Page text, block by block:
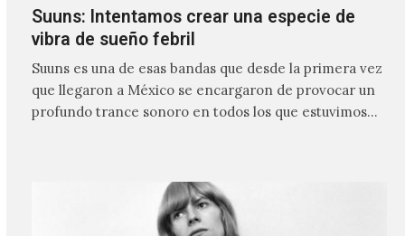
Suuns: Intentamos crear una especie de
vibra de sueño febril
Suuns es una de esas bandas que desde la primera vez
que llegaron a México se encargaron de provocar un
profundo trance sonoro en todos los que estuvimos